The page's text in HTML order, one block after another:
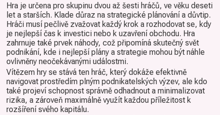
Hra je určena pro skupinu dvou až šesti hráčů, ve věku deseti
let a starších. Klade důraz na strategické plánování a důvtip.
Hráči musí pečlivě zvažovat každý krok a rozhodovat se, kdy
je nejlepší čas k investici nebo k uzavření obchodu. Hra
zahrnuje také prvek náhody, což připomíná skutečný svět
podnikání, kde i nejlepší plány a strategie mohou být náhle
ovlivněny neočekávanými událostmi.
Vítězem hry se stává ten hráč, který dokáže efektivně
navigovat prostředím plným podnikatelských výzev, ale kdo
také projeví schopnost správně odhadnout a minimalizovat
rizika, a zároveň maximálně využít každou příležitost k
rozšíření svého kapitálu.